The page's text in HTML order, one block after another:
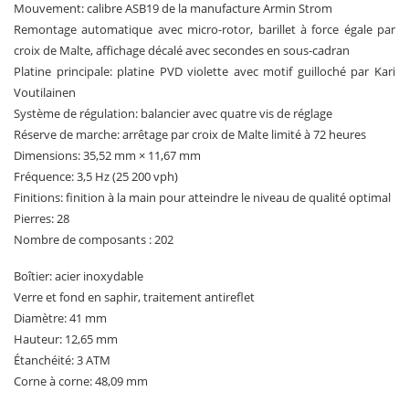
Mouvement: calibre ASB19 de la manufacture Armin Strom
Remontage automatique avec micro-rotor, barillet à force égale par
croix de Malte, affichage décalé avec secondes en sous-cadran
Platine principale: platine PVD violette avec motif guilloché par Kari
Voutilainen
Système de régulation: balancier avec quatre vis de réglage
Réserve de marche: arrêtage par croix de Malte limité à 72 heures
Dimensions: 35,52 mm × 11,67 mm
Fréquence: 3,5 Hz (25 200 vph)
Finitions: finition à la main pour atteindre le niveau de qualité optimal
Pierres: 28
Nombre de composants : 202
Boîtier: acier inoxydable
Verre et fond en saphir, traitement antireflet
Diamètre: 41 mm
Hauteur: 12,65 mm
Étanchéité: 3 ATM
Corne à corne: 48,09 mm